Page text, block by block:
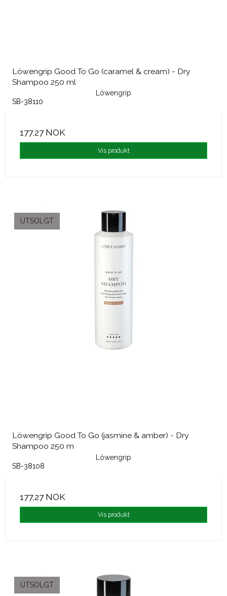
Löwengrip Good To Go (caramel & cream) - Dry
Shampoo 250 ml
Löwengrip
SB-38110
177,27 NOK
Vis produkt
UTSOLGT
Löwengrip Good To Go (jasmine & amber) - Dry
Shampoo 250 m
Löwengrip
SB-38108
177,27 NOK
Vis produkt
UTSOLGT